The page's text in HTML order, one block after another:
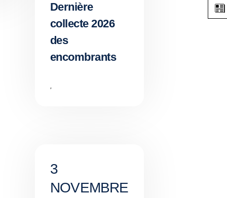
Dernière
collecte 2026
des
encombrants
,
3
NOVEMBRE